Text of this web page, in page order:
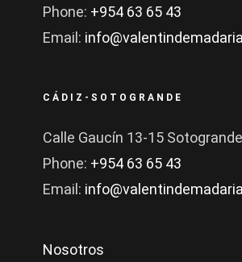
Phone: +954 63 65 43
Email:
CÁDIZ-SOTOGRANDE
Calle Gaucín 13-15 Sotogrande
Phone: +954 63 65 43
Email:
Nosotros